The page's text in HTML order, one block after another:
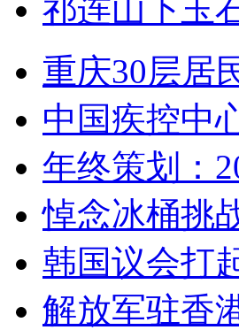
祁连山下玉
重庆30层
中国疾控中
年终策划：
悼念冰桶挑
韩国议会打
解放军驻香